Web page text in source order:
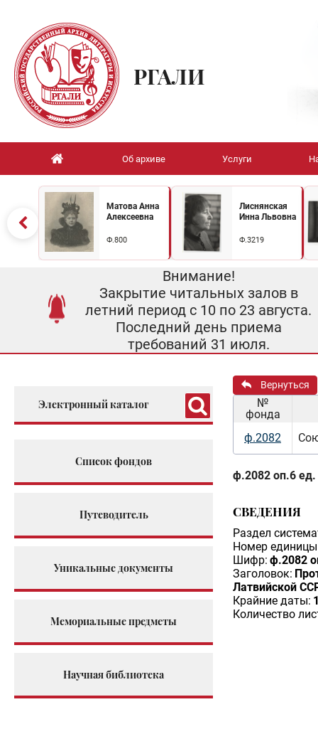
РГАЛИ
Об архиве Услуги
Матова Анна
Алексеевна
Ф.800
Лиснянская
Инна Львовна
Ф.3219
Внимание!
Закрытие читальных залов в
летний период с 10 по 23 августа.
Последний день приема
требований 31 июля.
Электронный каталог
Список фондов
Путеводитель
Уникальные документы
Мемориальные предметы
Научная библиотека
Вернуться
№
фонда
ф.2082
ф.2082 оп.6 ед.
СВЕДЕНИЯ
Раздел
Номер единицы
Шифр: ф.2082
Заголовок:
Латвийской
Крайние даты:
Количество